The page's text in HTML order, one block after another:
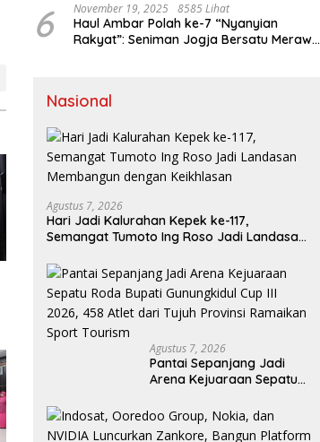
6 November 19, 2025 8585 Lihat
Haul Ambar Polah ke-7 “Nyanyian
Rakyat”: Seniman Jogja Bersatu Merawat
Nasional
Agustus 7, 2026
Hari Jadi Kalurahan Kepek ke-117,
Semangat Tumoto Ing Roso Jadi Landasan
Agustus 7, 2026
Pantai Sepanjang Jadi
Arena Kejuaraan Sepatu
Cup III 2026, 458 Atlet dari
Tujuh Provinsi Ramaikan